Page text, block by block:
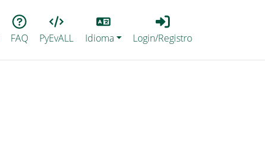
FAQ PyEvALL
Lang
Idioma
Login_Registro
Login/Registro